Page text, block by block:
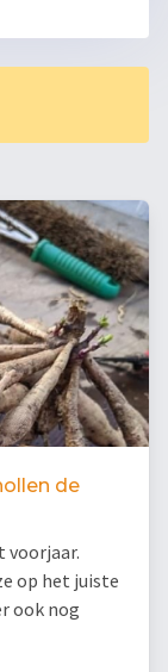
de
voorjaar.
op het juiste
ook nog